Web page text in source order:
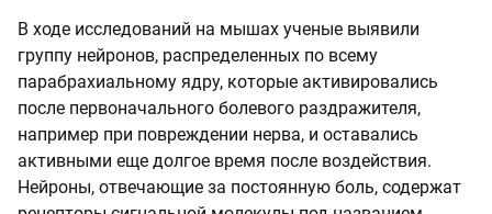
В ходе исследований на мышах ученые выявили
группу нейронов, распределенных по всему
парабрахиальному ядру, которые активировались
после первоначального болевого раздражителя,
например при повреждении нерва, и оставались
активными еще долгое время после воздействия.
Нейроны, отвечающие за постоянную боль, содержат